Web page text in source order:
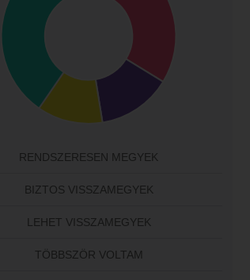
RENDSZERESEN MEGYEK
BIZTOS VISSZAMEGYEK
LEHET VISSZAMEGYEK
TÖBBSZÖR VOLTAM